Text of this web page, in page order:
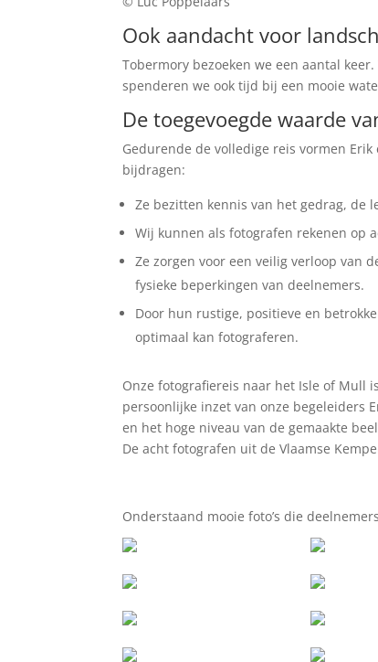
Ook aandacht voor
Tobermory bezoeken we een aantal
spenderen we ook tijd bij een mooie
De toegevoegde waarde
Gedurende de volledige reis vormen
bijdragen:
Ze bezitten kennis van het gedrag, de
Wij kunnen als fotografen rekenen op
Ze zorgen voor een veilig verloop van
fysieke beperkingen van deelnemers.
Door hun rustige, positieve en
optimaal kan fotograferen.
Onze fotografiereis naar het Isle of Mull
persoonlijke inzet van onze begeleiders
en het hoge niveau van de gemaakte
De acht fotografen uit de Vlaamse
Onderstaand mooie foto’s die